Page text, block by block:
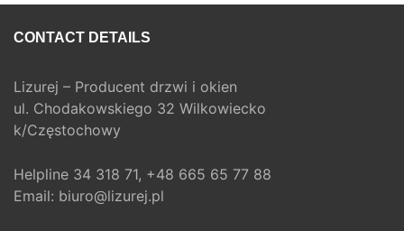
CONTACT DETAILS
Lizurej – Producent drzwi i okien
ul. Chodakowskiego 32 Wilkowiecko
k/Częstochowy
Helpline 34 318 71, +48 665 65 77 88
Email: biuro@lizurej.pl